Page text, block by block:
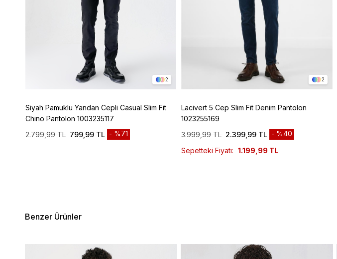
2
Siyah Pamuklu Yandan Cepli Casual Slim Fit
Chino Pantolon 1003235117
2.799,99 TL 799,99 TL %71
2
Lacivert 5 Cep Slim Fit Denim Pantolon
1023255169
3.999,99 TL 2.399,99 TL
%40
Sepetteki Fiyatı: 1.199,99 TL
Benzer Ürünler